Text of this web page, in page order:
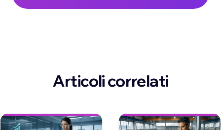
Articoli correlati